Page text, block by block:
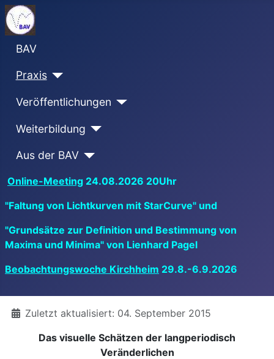
BAV
Praxis
Veröffentlichungen
Weiterbildung
Aus der BAV
Online-Meeting 24.08.2026 20Uhr
"Faltung von Lichtkurven mit StarCurve" und
"Grundsätze zur Definition und Bestimmung von
Maxima und Minima" von Lienhard Pagel
Beobachtungswoche Kirchheim 29.8.-6.9.2026
DetailsZuletzt aktualisiert: 04. September 2015
Das visuelle Schätzen der langperiodisch
Veränderlichen